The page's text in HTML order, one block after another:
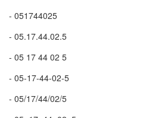
- 051744025
- 05.17.44.02.5
- 05 17 44 02 5
- 05-17-44-02-5
- 05/17/44/02/5